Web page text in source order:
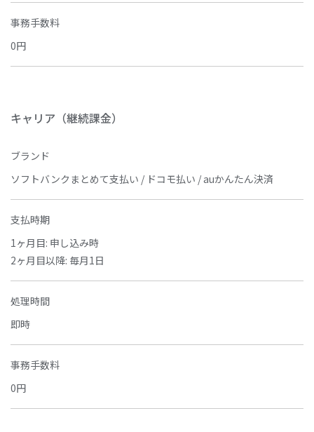
事務手数料
0円
キャリア（継続課金）
ブランド
ソフトバンクまとめて支払い / ドコモ払い / auかんたん決済
支払時期
1ヶ月目: 申し込み時
2ヶ月目以降: 毎月1日
処理時間
即時
事務手数料
0円